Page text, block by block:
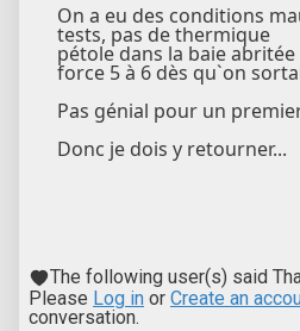
On a eu des conditions
tests, pas de thermique
pétole dans la baie
force 5 à 6 dès qu`on
Pas génial pour un
Donc je dois y retourner...
The following user(s) said
Please Log in or Create an
conversation.